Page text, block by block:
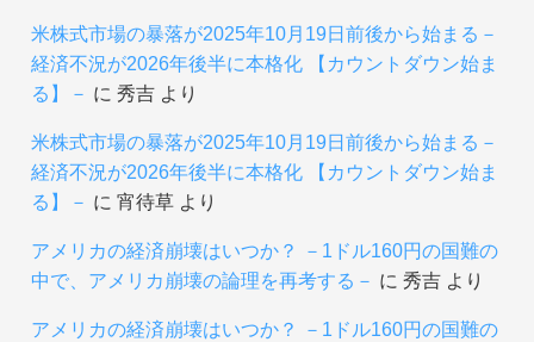
米株式市場の暴落が2025年10月19日前後から始まる－
経済不況が2026年後半に本格化 【カウントダウン始ま
る】－ に 秀吉より
米株式市場の暴落が2025年10月19日前後から始まる－
経済不況が2026年後半に本格化 【カウントダウン始ま
る】－ に 宵待草より
アメリカの経済崩壊はいつか？ －1ドル160円の国難の
中で、アメリカ崩壊の論理を再考する－ に 秀吉より
アメリカの経済崩壊はいつか？ －1ドル160円の国難の